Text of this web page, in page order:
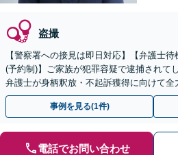
盗撮
【警察署への接見は即日対応】【弁護士
(予約制)】ご家族が犯罪容疑で逮捕されて
弁護士が身柄釈放・不起訴獲得に向けて
月100名以上の相談実績】【埼玉県対応】
事例を見る(1件)
電話でお問い合わせ